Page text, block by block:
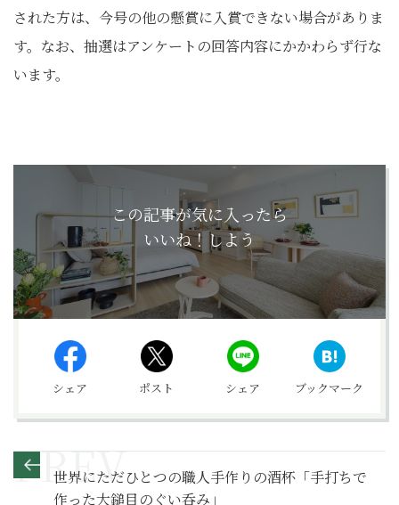
された方は、今号の他の懸賞に入賞できない場合がありま
す。なお、抽選はアンケートの回答内容にかかわらず行な
います。
この記事が気に入ったら
いいね！しよう
シェア ポスト シェア ブックマーク
世界にただひとつの職人手作りの酒杯「手打ちで
作った大鎚目のぐい呑み」